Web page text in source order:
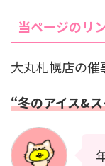
当ページのリ
大丸札幌店の催
“冬のアイス&